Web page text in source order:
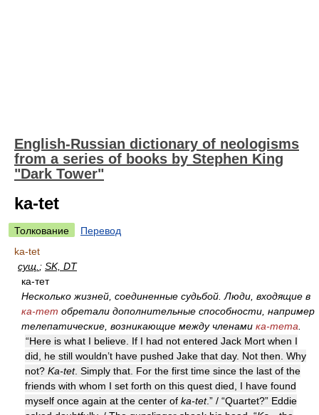
English-Russian dictionary of neologisms
from a series of books by Stephen King
"Dark Tower"
ka-tet
Толкование
Перевод
ka-tet
сущ. ; SK, DT
ка-тет
Несколько жизней, соединенные судьбой. Люди, входящие в
ка-тет обретали дополнительные способности, например
телепатические, возникающие между членами ка-тета
“Here is what I believe. If I had not entered Jack Mort when I
did, he still wouldn’t have pushed Jake that day. Not then. Why
not? Ka-tet. Simply that. For the first time since the last of the
friends with whom I set forth on this quest died, I have found
myself once again at the center of ka-tet.” / “Quartet?” Eddie